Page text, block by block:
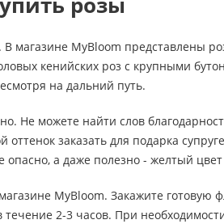
В магазине MyBloom представлены
кенийских роз с крупными
на дальний путь.
Не можете найти слов
оттенок заказать для подарка
опасно, а даже полезно - желтый
MyBloom. Закажите
течение 2-3 часов. При